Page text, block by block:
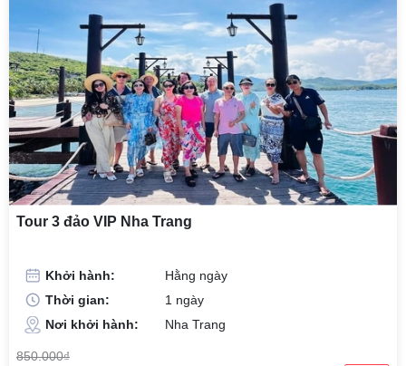
Tour 3 đảo VIP Nha Trang
Khởi hành:
Hằng ngày
Thời gian:
1 ngày
Nơi khởi hành:
Nha Trang
850.000₫